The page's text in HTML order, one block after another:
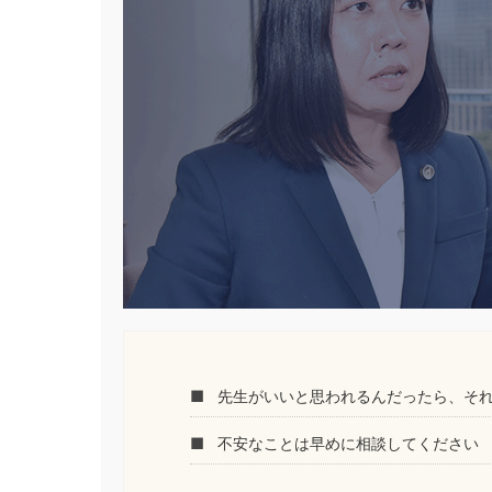
先生がいいと思われるんだったら、そ
不安なことは早めに相談してください